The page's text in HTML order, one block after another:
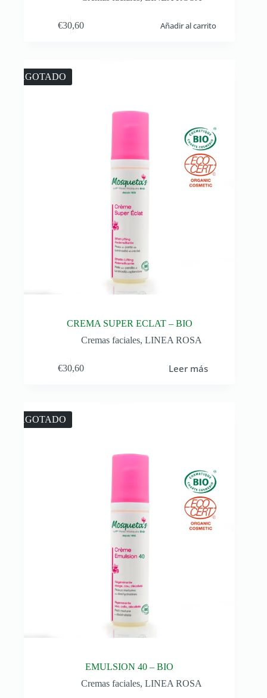
€30,60 Añadir al carrito
AGOTADO
CREMA SUPER ECLAT – BIO
Cremas faciales, LINEA ROSA
€30,60 Leer más
AGOTADO
EMULSION 40 – BIO
Cremas faciales, LINEA ROSA